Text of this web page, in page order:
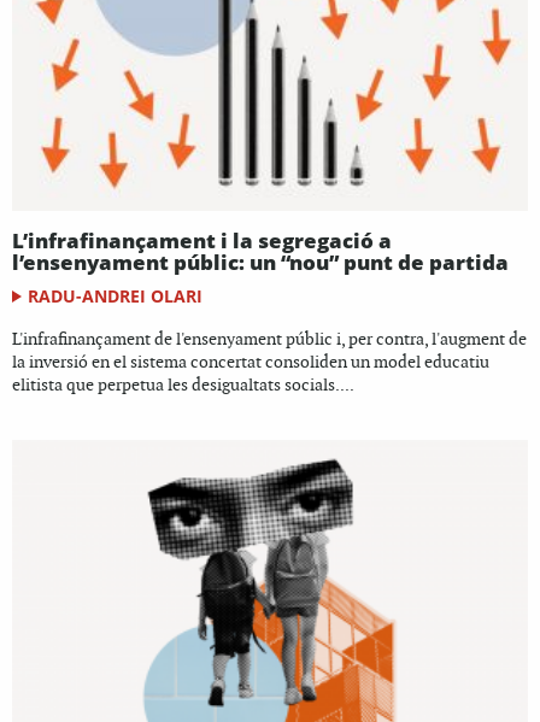
L’infrafinançament i la segregació a
l’ensenyament públic: un “nou” punt de partida
RADU-ANDREI OLARI
L'infrafinançament de l'ensenyament públic i, per contra, l'augment de
la inversió en el sistema concertat consoliden un model educatiu
elitista que perpetua les desigualtats socials....